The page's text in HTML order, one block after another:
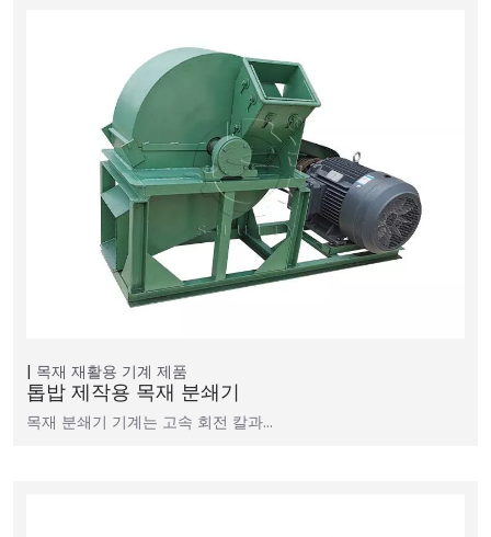
목재 재활용 기계 제품
톱밥 제작용 목재 분쇄기
목재 분쇄기 기계는 고속 회전 칼과…